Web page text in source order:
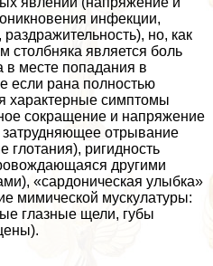
инфекции,
но, как
столбняка является боль
в месте попадания в
если рана полностью
хаpaктерные симптомы
сокращение и напряжение
отрывание
глотания), ригидность
другими
«сардоническая улыбка»
мимической мускулатуры:
глазные щели, губы